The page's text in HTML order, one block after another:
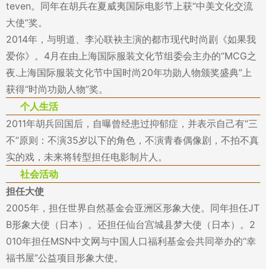
teven。同年在胡兵在夏威夷国际电影节上获“中美文化交流
大使”奖。
2014年，与明道、李沁联袂主演的都市现代时尚剧《如果我
爱你》。4月在由上海国际服装文化节组委会主办的“MCG之
夜.上海国际服装文化节中国时尚20年功勋人物颁奖盛典”上
获得“时尚功勋人物”奖。
个人生活
2011年胡兵回国后，自曝曾经患过抑郁症，并表示自己有“三
不”原则：不演35岁以下的角色，不演青春偶像剧，不拍不真
实的戏，未来将转型担任电影制片人。
社会活动
担任大使
2005年，担任世界自然基金会亚洲区形象大使。同年担任JT
B形象大使（日本）。还担任仙台宫城县梦大使（日本）。2
010年担任MSN中文网与中国人口福利基金会共同举办的“幸
福书屋”公益项目形象大使。